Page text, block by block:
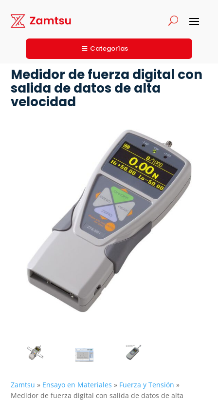
Categorías
Zamtsu » Ensayo en Materiales » Fuerza y Tensión »
Medidor de fuerza digital con salida de datos de alta
Medidor de fuerza digital con
salida de datos de alta
velocidad